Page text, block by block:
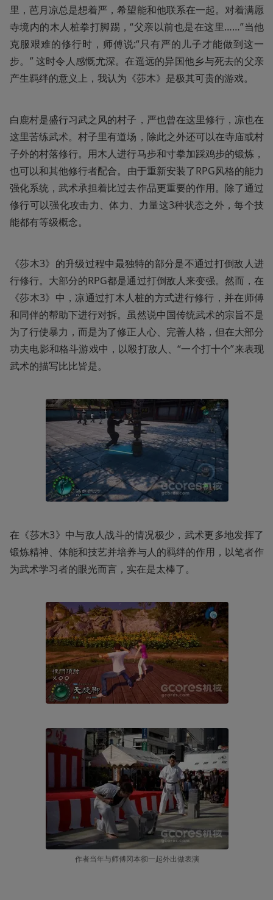
里，芭月凉总是想着严，希望能和他联系在一起。对着满愿
寺境内的木人桩拳打脚踢，“父亲以前也是在这里……”当他
克服艰难的修行时，师傅说:“只有严的儿子才能做到这一
步。” 这时令人感慨尤深。在遥远的异国他乡与死去的父亲
产生羁绊的意义上，我认为《莎木》是极其可贵的游戏。
白鹿村是盛行习武之风的村子，严也曾在这里修行，凉也在
这里苦练武术。村子里有道场，除此之外还可以在寺庙或村
子外的村落修行。用木人进行马步和寸拳加踩鸡步的锻炼，
也可以和其他修行者配合。由于重新安装了RPG风格的能力
强化系统，武术承担着比过去作品更重要的作用。除了通过
修行可以强化攻击力、体力、力量这3种状态之外，每个技
能都有等级概念。
《莎木3》的升级过程中最独特的部分是不通过打倒敌人进
行修行。大部分的RPG都是通过打倒敌人来变强。然而，在
《莎木3》中，凉通过打木人桩的方式进行修行，并在师傅
和同伴的帮助下进行对拆。虽然说中国传统武术的宗旨不是
为了行使暴力，而是为了修正人心、完善人格，但在大部分
功夫电影和格斗游戏中，以殴打敌人、“一个打十个”来表现
武术的描写比比皆是。
在《莎木3》中与敌人战斗的情况极少，武术更多地发挥了
锻炼精神、体能和技艺并培养与人的羁绊的作用，以笔者作
为武术学习者的眼光而言，实在是太棒了。
作者当年与师傅冈本彻一起外出做表演